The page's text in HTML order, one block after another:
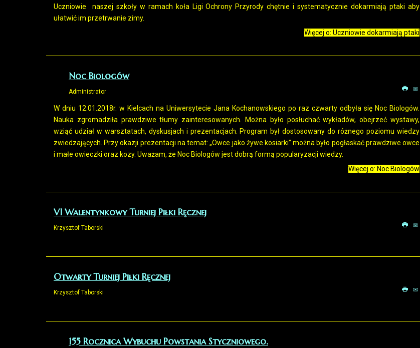
Uczniowie naszej szkoły w ramach koła Ligi Ochrony Przyrody chętnie i systematycznie dokarmiają ptaki aby
ułatwić im przetrwanie zimy.
Więcej o: Uczniowie dokarmiają ptaki
Noc Biologów
Administrator
W dniu 12.01.2018r. w Kielcach na Uniwersytecie Jana Kochanowskiego po raz czwarty odbyła się Noc Biologów.
Nauka zgromadziła prawdziwe tłumy zainteresowanych. Można było posłuchać wykładów, obejrzeć wystawy,
wziąć udział w warsztatach, dyskusjach i prezentacjach. Program był dostosowany do różnego poziomu wiedzy
zwiedzających. Przy okazji prezentacji na temat: „Owce jako żywe kosiarki” można było pogłaskać prawdziwe owce
i małe owieczki oraz kozy. Uważam, że Noc Biologów jest dobrą formą popularyzacji wiedzy.
Więcej o: Noc Biologów
VI Walentynkowy Turniej Piłki Ręcznej
Krzysztof Taborski
Otwarty Turniej Piłki Ręcznej
Krzysztof Taborski
155 Rocznica Wybuchu Powstania Styczniowego.